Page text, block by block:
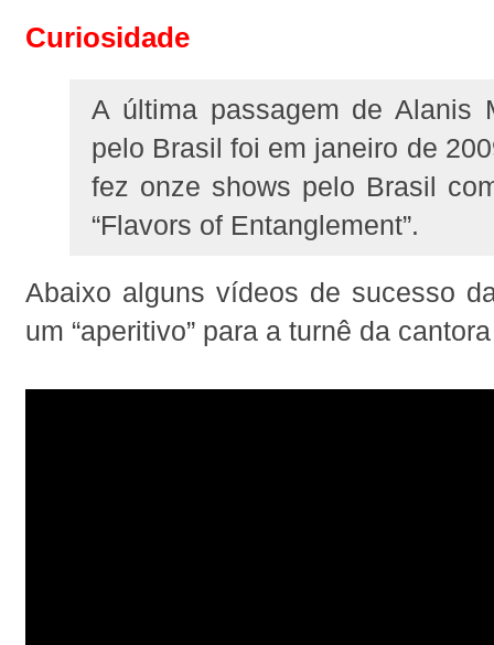
Curiosidade
A última passagem de Alanis
pelo Brasil foi em janeiro de
fez onze shows pelo Brasil
“Flavors of Entanglement”.
Abaixo alguns vídeos de sucesso
um “aperitivo” para a turnê da